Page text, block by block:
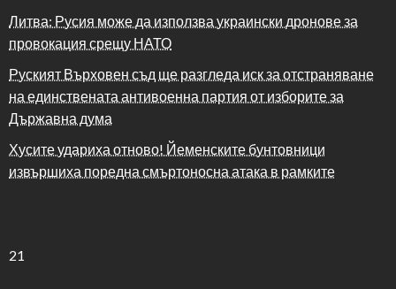
Литва: Русия може да използва украински дронове за
провокация срещу НАТО
Руският Върховен съд ще разгледа иск за отстраняване
на единствената антивоенна партия от изборите за
Държавна дума
Хусите удариха отново! Йеменските бунтовници
извършиха поредна смъртоносна атака в рамките
21